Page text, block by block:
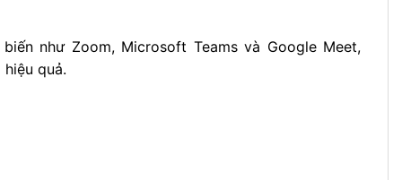
như Zoom, Microsoft Teams và Google Meet,
quả.